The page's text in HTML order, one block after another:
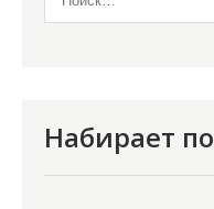
Набирает